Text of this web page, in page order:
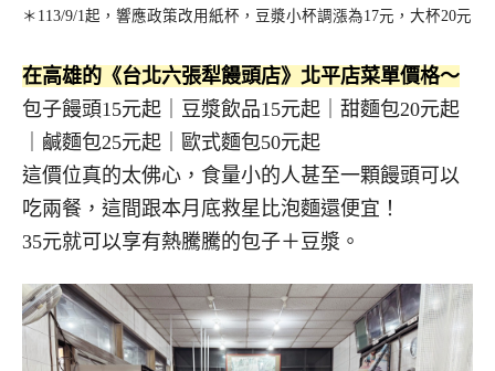
＊113/9/1起，響應政策改用紙杯，豆漿小杯調漲為17元，大杯20元
在高雄的《台北六張犁饅頭店》北平店菜單價格～
包子饅頭15元起｜豆漿飲品15元起｜甜麵包20元起
｜鹹麵包25元起｜歐式麵包50元起
這價位真的太佛心，食量小的人甚至一顆饅頭可以
吃兩餐，這間跟本月底救星比泡麵還便宜！
35元就可以享有熱騰騰的包子＋豆漿。